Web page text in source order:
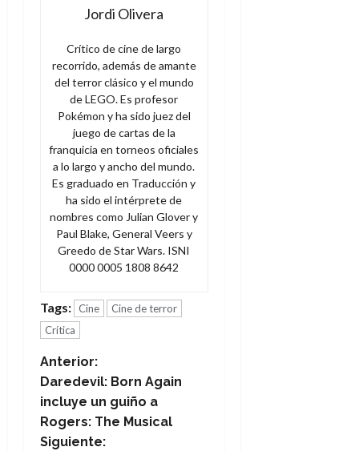
Jordi Olivera
Crítico de cine de largo
recorrido, además de amante
del terror clásico y el mundo
de LEGO. Es profesor
Pokémon y ha sido juez del
juego de cartas de la
franquicia en torneos oficiales
a lo largo y ancho del mundo.
Es graduado en Traducción y
ha sido el intérprete de
nombres como Julian Glover y
Paul Blake, General Veers y
Greedo de Star Wars. ISNI
0000 0005 1808 8642
Tags: Cine
Cine de terror
Crítica
N
a
v
Anterior:
Daredevil: Born Again
incluye un guiño a
Rogers: The Musical
Siguiente: